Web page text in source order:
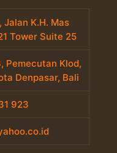
K.H. Mas
Tower Suite 25
Pemecutan Klod,
Denpasar, Bali
923